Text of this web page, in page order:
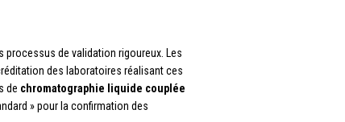
processus de validation rigoureux. Les
des laboratoires réalisant ces
de chromatographie liquide couplée
» pour la confirmation des